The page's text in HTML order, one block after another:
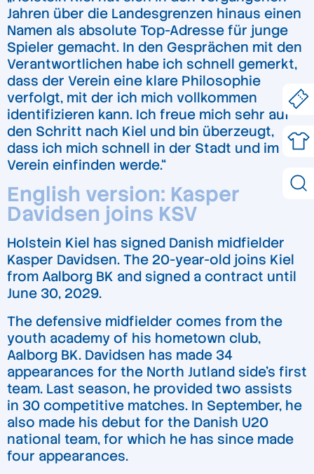
Jahren über die Landesgrenzen hinaus einen
Namen als absolute Top-Adresse für junge
Spieler gemacht. In den Gesprächen mit den
Verantwortlichen habe ich schnell gemerkt,
dass der Verein eine klare Philosophie
verfolgt, mit der ich mich vollkommen
identifizieren kann. Ich freue mich sehr auf
den Schritt nach Kiel und bin überzeugt,
dass ich mich schnell in der Stadt und im
Verein einfinden werde.“
English version: Kasper
Davidsen joins KSV
Holstein Kiel has signed Danish midfielder
Kasper Davidsen. The 20-year-old joins Kiel
from Aalborg BK and signed a contract until
June 30, 2029.
The defensive midfielder comes from the
youth academy of his hometown club,
Aalborg BK. Davidsen has made 34
appearances for the North Jutland side’s first
team. Last season, he provided two assists
in 30 competitive matches. In September, he
also made his debut for the Danish U20
national team, for which he has since made
four appearances.